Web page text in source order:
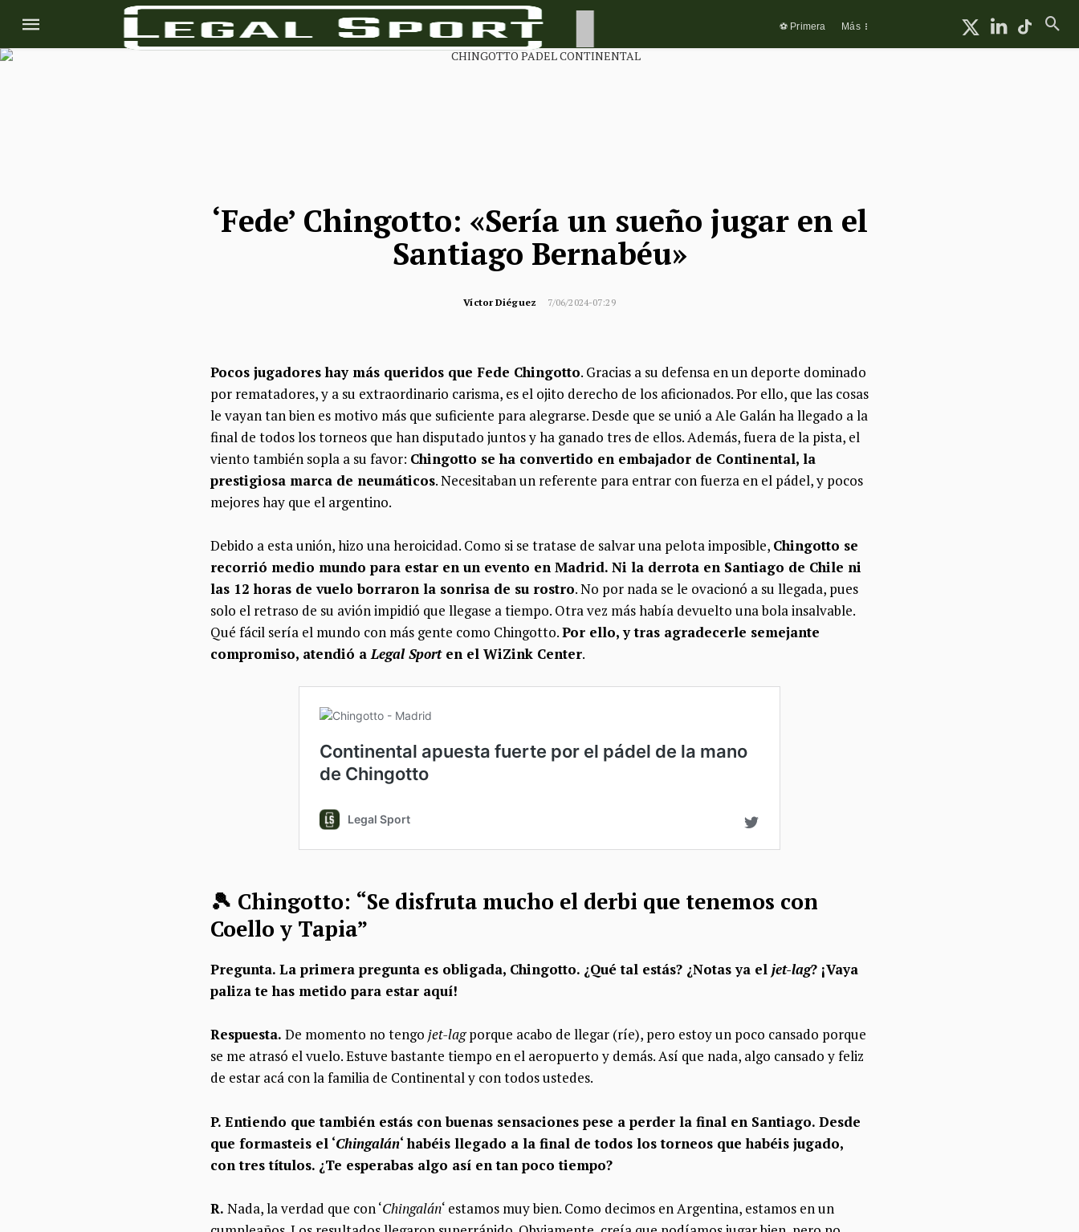
⚽ Primera Más
‘Fede’ Chingotto: «Sería un sueño jugar en el
Santiago Bernabéu»
Víctor Diéguez 7/06/2024-07:29
Pocos jugadores hay más queridos que Fede Chingotto. Gracias a su defensa en un deporte dominado
por rematadores, y a su extraordinario carisma, es el ojito derecho de los aficionados. Por ello, que las cosas
le vayan tan bien es motivo más que suficiente para alegrarse. Desde que se unió a Ale Galán ha llegado a la
final de todos los torneos que han disputado juntos y ha ganado tres de ellos. Además, fuera de la pista, el
viento también sopla a su favor: Chingotto se ha convertido en embajador de Continental, la
prestigiosa marca de neumáticos. Necesitaban un referente para entrar con fuerza en el pádel, y pocos
mejores hay que el argentino.
Debido a esta unión, hizo una heroicidad. Como si se tratase de salvar una pelota imposible, Chingotto se
recorrió medio mundo para estar en un evento en Madrid. Ni la derrota en Santiago de Chile ni
las 12 horas de vuelo borraron la sonrisa de su rostro. No por nada se le ovacionó a su llegada, pues
solo el retraso de su avión impidió que llegase a tiempo. Otra vez más había devuelto una bola insalvable.
Qué fácil sería el mundo con más gente como Chingotto.Por ello, y tras agradecerle semejante
compromiso, atendió aLegal Sporten el WiZink Center.
🎾​ Chingotto: “Se disfruta mucho el derbi que tenemos con
Coello y Tapia”
Pregunta. La primera pregunta es obligada, Chingotto. ¿Qué tal estás? ¿Notas ya el jet-lag? ¡Vaya
paliza te has metido para estar aquí!
Respuesta. De momento no tengo jet-lagporque acabo de llegar (ríe), pero estoy un poco cansado porque
se me atrasó el vuelo. Estuvebastante tiempo en el aeropuerto y demás. Así que nada, algo cansado yfeliz
de estar acá con la familia de Continental y con todos ustedes.
P. Entiendo que también estás con buenas sensaciones pese a perder la final en Santiago. Desde
que formasteis el ‘Chingalán‘ habéis llegado a la final de todos los torneos que habéis jugado,
con tres títulos. ¿Te esperabas algo así en tan poco tiempo?
R. Nada, la verdad que con ‘Chingalán‘ estamos muy bien. Como decimos en Argentina, estamos en un